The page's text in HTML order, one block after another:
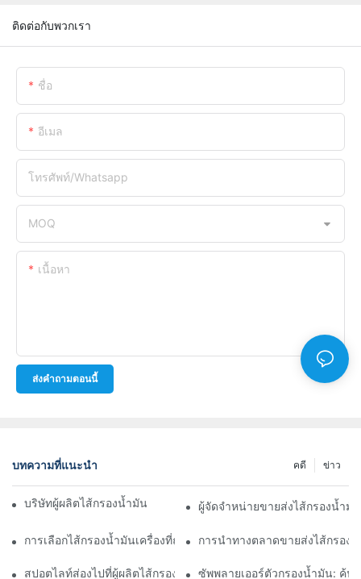
ติดต่อกับพวกเรา
ชื่อ
อีเมล
โทรศัพท์/whatsapp
MOQ
เนื้อหา
ส่งคำถามตอนนี้
บทความที่แนะนำ ข่าว
คดี
บริษัทผู้ผลิตไส้กรองน้ำมันชั้นนำ: ภาพรวมที่ครอบคลุม
ผู้จัดจำหน่ายขายส่งไส้กรองน้ำมั
การเลือกไส้กรองน้ำมันเครื่องที่ถูกต้องสำหรับรุ่นรถของคุณ: ข้อควร
การนำทางตลาดขายส่งไส้กรอง
สปอตไลท์ส่องไปที่ผู้ผลิตไส้กรองน้ำมันชั้นนำและนวัตกรรมของพวกเ
ซัพพลายเออร์ตัวกรองน้ำมัน: ค้